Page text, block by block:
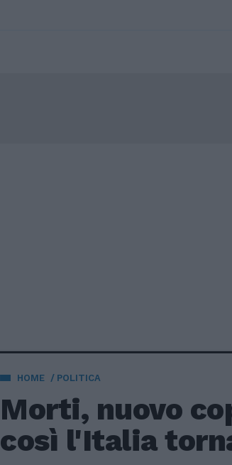
HOME POLITICA
Morti, nuovo
così l'Italia